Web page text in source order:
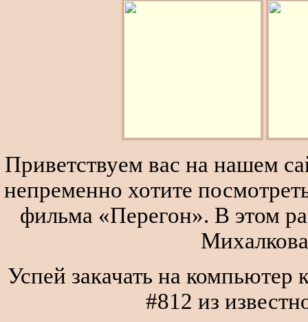
Приветствуем вас на нашем
непременно хотите
фильма «Перегон». В этом
Успей закачать на
#812 из